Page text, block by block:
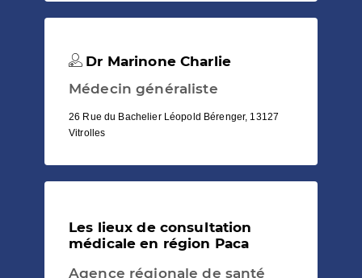
Dr Marinone Charlie
Médecin généraliste
26 Rue du Bachelier Léopold Bérenger, 13127
Vitrolles
Les lieux de consultation
médicale en région Paca
Agence régionale de santé